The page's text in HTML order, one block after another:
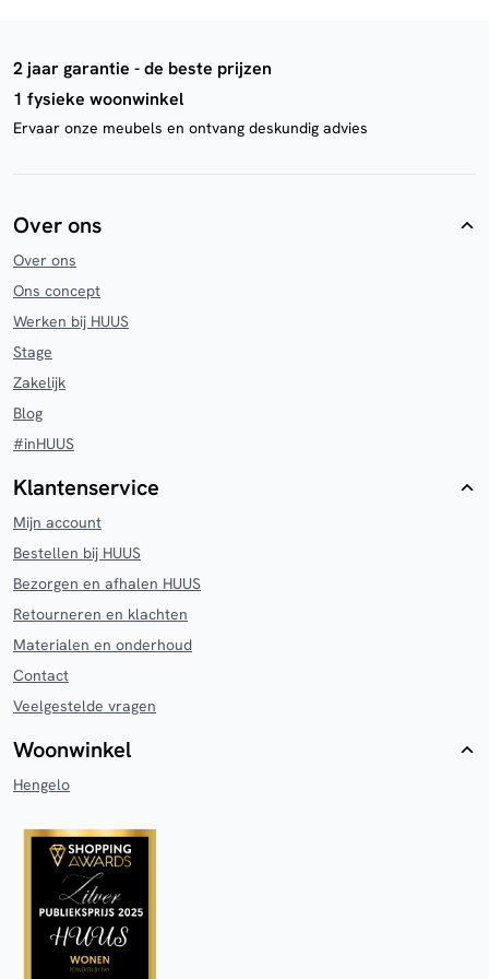
2 jaar garantie - de beste prijzen
1 fysieke woonwinkel
Ervaar onze meubels en ontvang deskundig advies
Over ons
Over ons
Ons concept
Werken bij HUUS
Stage
Zakelijk
Blog
#inHUUS
Klantenservice
Mijn account
Bestellen bij HUUS
Bezorgen en afhalen HUUS
Retourneren en klachten
Materialen en onderhoud
Contact
Veelgestelde vragen
Woonwinkel
Hengelo